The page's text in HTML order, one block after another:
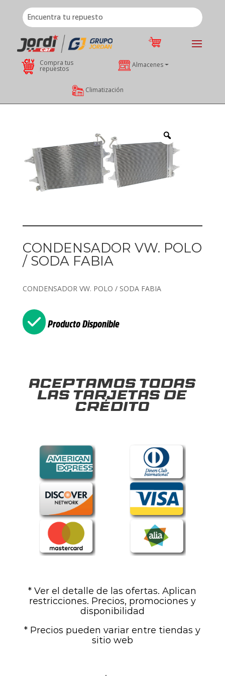
Compra tus
repuestos Almacenes
Climatización
CONDENSADOR VW. POLO
/ SODA FABIA
CONDENSADOR VW. POLO / SODA FABIA
Producto Disponible
Aceptamos todas
las tarjetas de
crédito
* Ver el detalle de las ofertas. Aplican
restricciones. Precios, promociones y
disponibilidad
* Precios pueden variar entre tiendas y
sitio web